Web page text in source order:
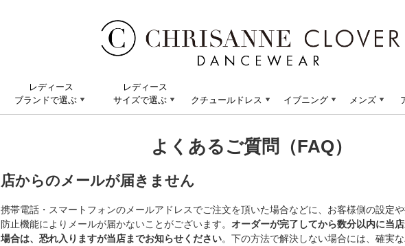
レディース
ブランドで選ぶ
レディース
サイズで選ぶ
クチュールドレス イブニング メンズ
よくあるご質問（FAQ）
店からのメールが届きません
携帯電話・スマートフォンのメールアドレスでご注文を頂いた場合などに、お客様側の設定
防止機能によりメールが届かないことがございます。 オーダーが完了してから数分以内に当
場合は、恐れ入りますが当店までお知らせください。下の方法で解決しない場合には、確実